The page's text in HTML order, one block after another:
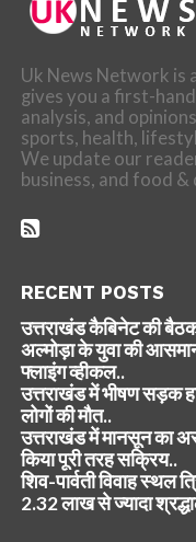
Uk News Network is
gives you a first-
analysis, and
sports, health,
We update our
business, and food &
RECENT POSTS
उत्तराखंड कैबिनेट की
अल्मोड़ा के युवा की
फ्लाइंग व्हीकल..
उत्तराखंड में भीषण सड़क
लोगों की मौत..
उत्तराखंड में मानसून का
किया पूरी तरह सक्रिय..
शिव-पार्वती विवाह स्थल
2.32 लाख से ज्यादा